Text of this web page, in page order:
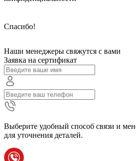
Спасибо!
Наши менеджеры свяжутся с вами
Заявка на сертификат
Выберите удобный способ связи и
для уточнения деталей.